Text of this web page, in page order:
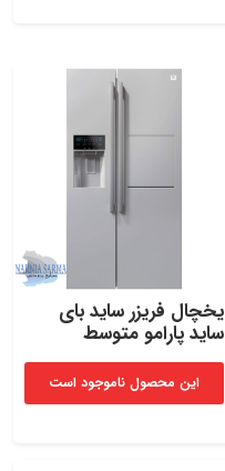
یخچال‌ فریزر ساید بای‌
ساید پارامو متوسط
این محصول ناموجود است